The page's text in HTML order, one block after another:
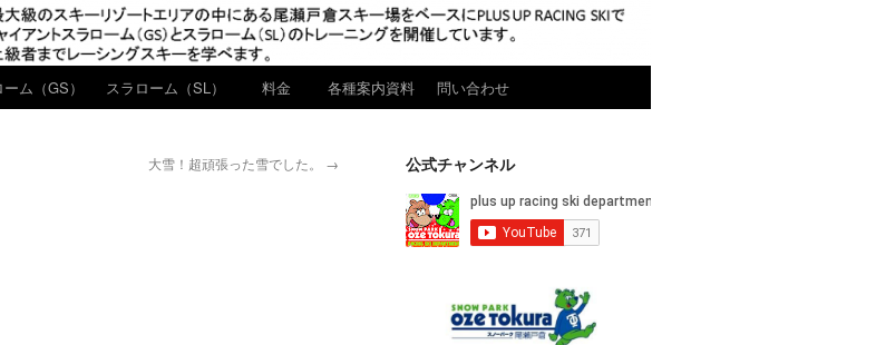
ム（GS） スラローム（SL） 料金 各種案内資料 問い合わせ
大雪！超頑張った雪でした。 → 公式チャンネル